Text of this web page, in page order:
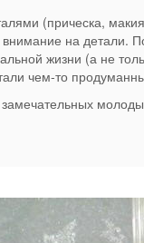
(прическа,
на детали.
жизни (а не
чем-то